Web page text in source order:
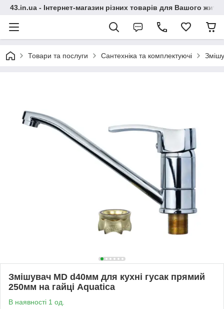
43.in.ua - Інтернет-магазин різних товарів для Вашого
Товари та послуги Сантехніка та комплектуючі
Змішувач MD d40мм для кухні гусак прямий
250мм на гайці Aquatica
В наявності 1 од.